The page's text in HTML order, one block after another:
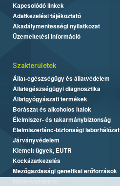
Kapcsolódó linkek
Adatkezelési tájékoztató
Akadálymentességi nyilatkozat
Üzemeltetési információ
Szakterületek
Állat-egészségügy és állatvédelem
Állategészségügyi diagnosztika
Állatgyógyászati termékek
Borászat és alkoholos italok
Élelmiszer- és takarmánybiztonság
Élelmiszerlánc-biztonsági laborhálózat
Járványvédelem
Kiemelt ügyek, EUTR
Kockázatkezelés
Mezőgazdasági genetikai erőforrások